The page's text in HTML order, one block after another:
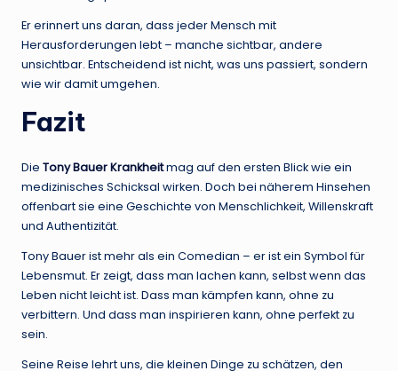
Er erinnert uns daran, dass jeder Mensch mit
Herausforderungen lebt – manche sichtbar, andere
unsichtbar. Entscheidend ist nicht, was uns passiert, sondern
wie wir damit umgehen.
Fazit
Die Tony Bauer Krankheitmag auf den ersten Blick wie ein
medizinisches Schicksal wirken. Doch bei näherem Hinsehen
offenbart sie eine Geschichte von Menschlichkeit, Willenskraft
und Authentizität.
Tony Bauer ist mehr als ein Comedian – er ist ein Symbol für
Lebensmut. Er zeigt, dass man lachen kann, selbst wenn das
Leben nicht leicht ist. Dass man kämpfen kann, ohne zu
verbittern. Und dass man inspirieren kann, ohne perfekt zu
sein.
Seine Reise lehrt uns, die kleinen Dinge zu schätzen, den